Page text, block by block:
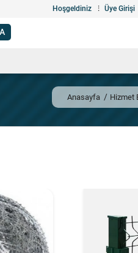
Hoşgeldiniz Üye Girişi
Anasayfa Hizmet